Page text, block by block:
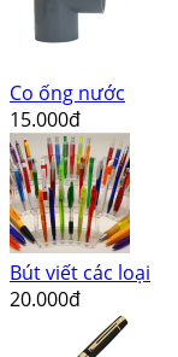
Co ống nước
15.000đ
Bút viết các loại
20.000đ